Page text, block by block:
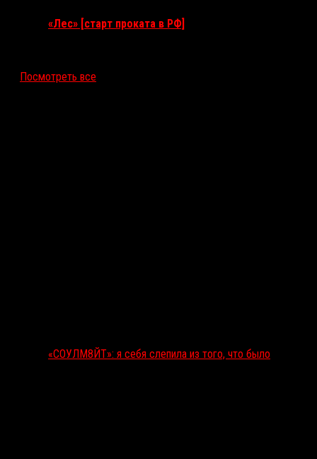
«Лес» [старт проката в РФ]
Посмотреть все
«СОУЛМ8ЙТ»: я себя слепила из того, что было